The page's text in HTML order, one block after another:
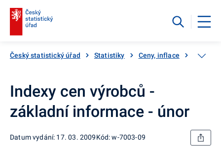
Český statistický úřad Statistiky Ceny, inflace Ceny
Indexy cen výrobců -
základní informace - únor
Datum vydání: 17. 03. 2009Kód: w-7003-09